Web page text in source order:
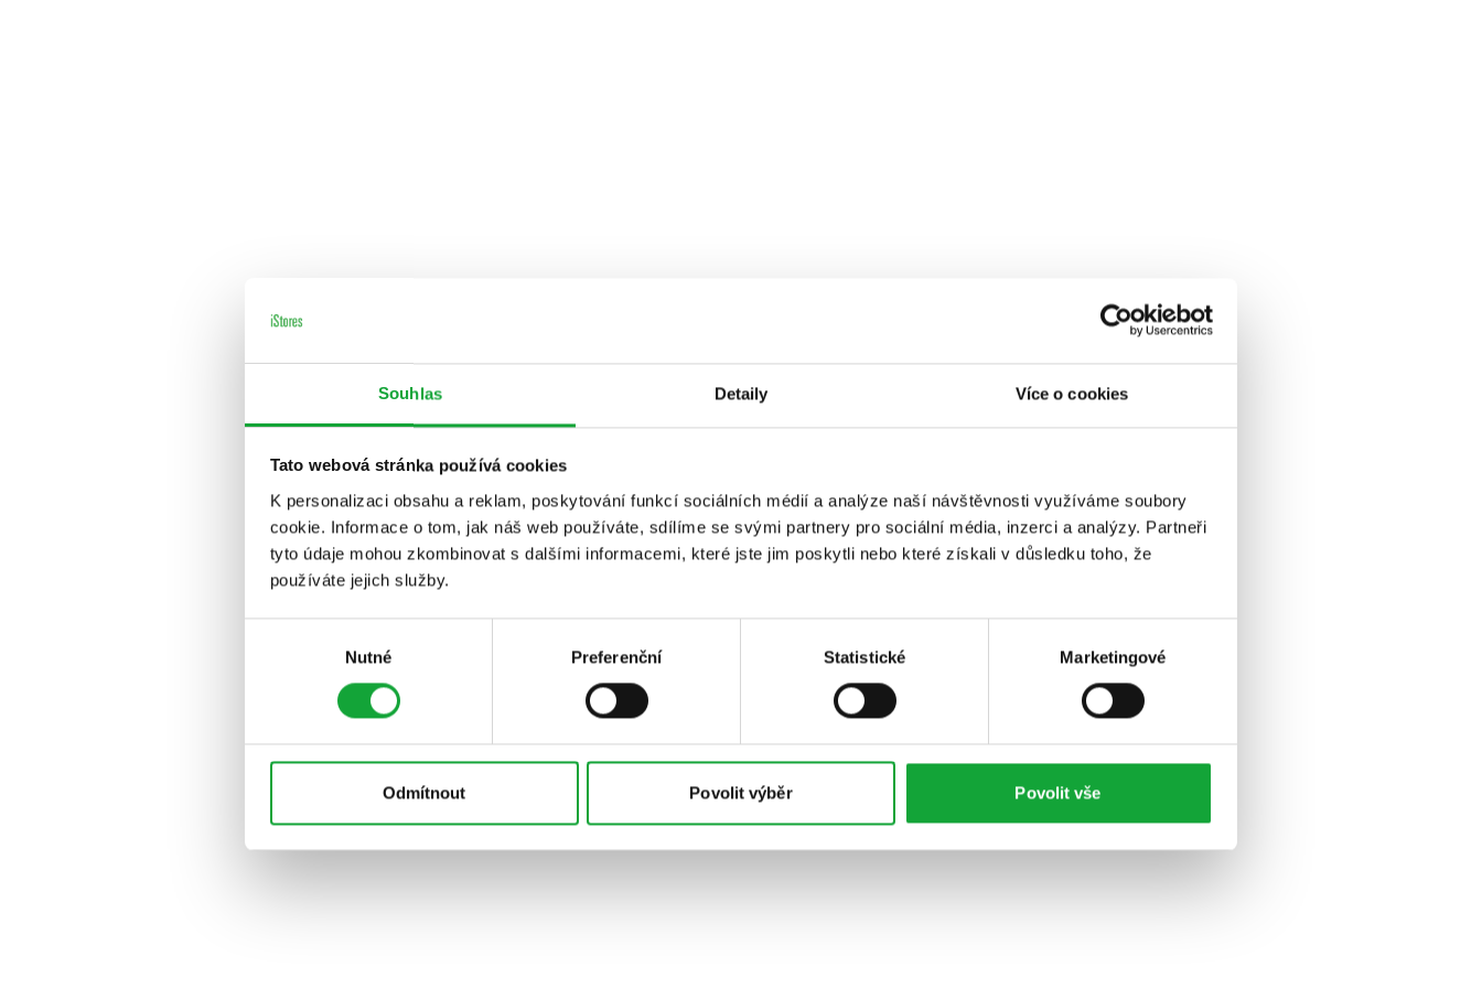
Souhlas Detaily Více o cookies
Tato webová stránka používá cookies
K personalizaci obsahu a reklam, poskytování funkcí sociálních médií a analýze naší návštěvnosti využíváme soubory
cookie. Informace o tom, jak náš web používáte, sdílíme se svými partnery pro sociální média, inzerci a analýzy. Partneři
tyto údaje mohou zkombinovat s dalšími informacemi, které jste jim poskytli nebo které získali v důsledku toho, že
používáte jejich služby.
Nutné Preferenční Statistické Marketingové
Odmítnout Povolit výběr Povolit vše